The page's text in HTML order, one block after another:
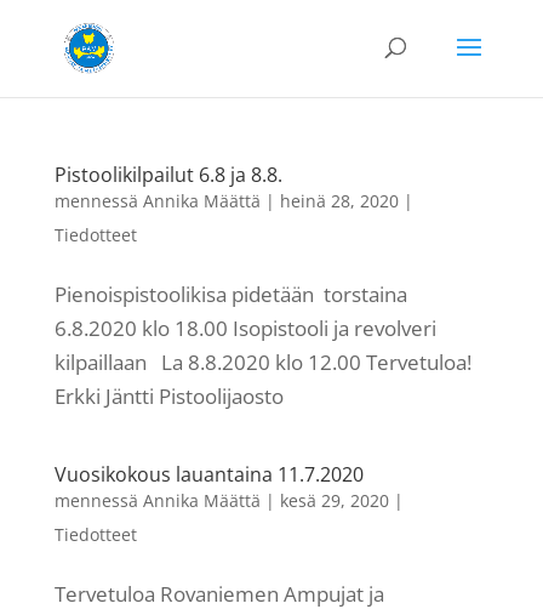
Pistoolikilpailut 6.8 ja 8.8.
mennessä Annika Määttä | heinä 28, 2020|
Tiedotteet
Pienoispistoolikisa pidetään torstaina
6.8.2020 klo 18.00 Isopistooli ja revolveri
kilpaillaan La 8.8.2020 klo 12.00 Tervetuloa!
Erkki Jäntti Pistoolijaosto
Vuosikokous lauantaina 11.7.2020
mennessä Annika Määttä | kesä 29, 2020|
Tiedotteet
Tervetuloa Rovaniemen Ampujat ja